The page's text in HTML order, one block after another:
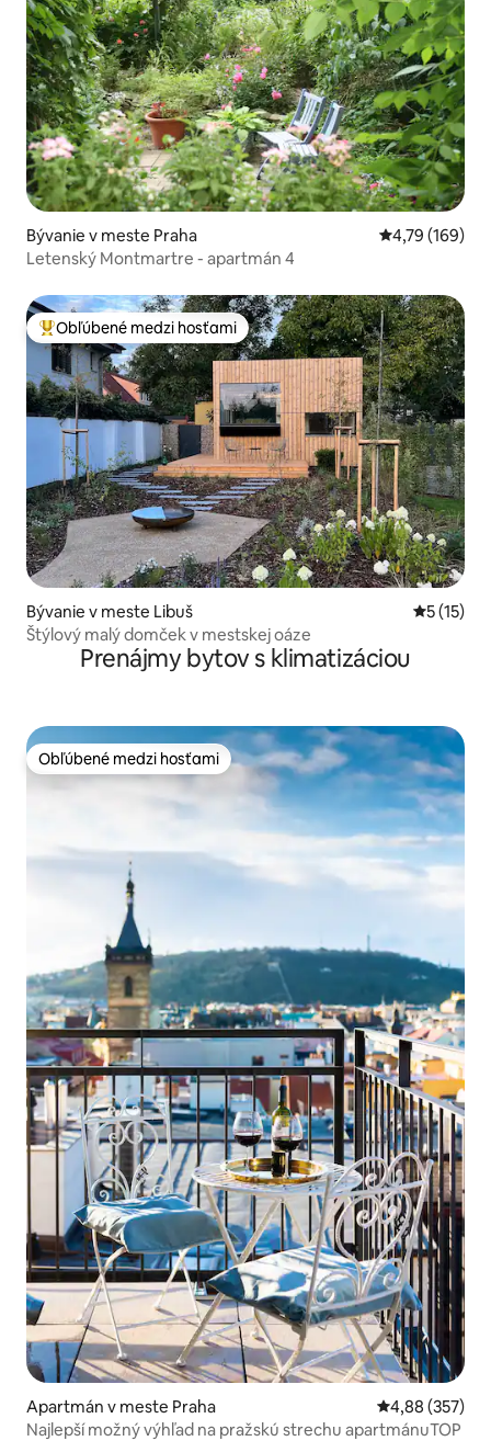
Bývanie v meste Praha Priemerné
4,79 (169)
Letenský Montmartre - apartmán 4
Najobľúbenejšie medzi hosťami
Obľúbené medzi hosťami
Bývanie v meste Libuš
5 (15)
Štýlový malý domček v mestskej oáze
Prenájmy bytov s klimatizáciou
Obľúbené medzi hosťami
Obľúbené medzi hosťami
Apartmán v meste Praha Priemerné
4,88 (357)
Najlepší možný výhľad na pražskú strechu apartmánuTOP